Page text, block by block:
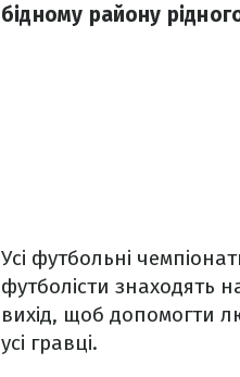
бідному району
Усі футбольні
футболісти знаходять
вихід, щоб допомогти
усі гравці.